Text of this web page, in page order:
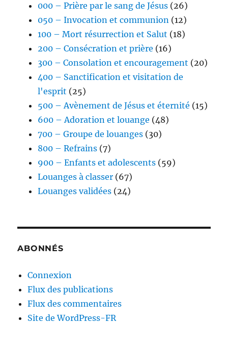
000 – Prière par le sang de Jésus (26)
050 – Invocation et communion (12)
100 – Mort résurrection et Salut (18)
200 – Consécration et prière (16)
300 – Consolation et encouragement (20)
400 – Sanctification et visitation de
l'esprit (25)
500 – Avènement de Jésus et éternité (15)
600 – Adoration et louange (48)
700 – Groupe de louanges (30)
800 – Refrains (7)
900 – Enfants et adolescents (59)
Louanges à classer (67)
Louanges validées (24)
ABONNÉS
Connexion
Flux des publications
Flux des commentaires
Site de WordPress-FR